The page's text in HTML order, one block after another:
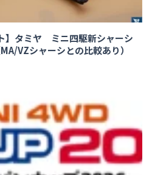
】タミヤ ミニ四駆新シャーシ
VZシャーシとの比較あり）